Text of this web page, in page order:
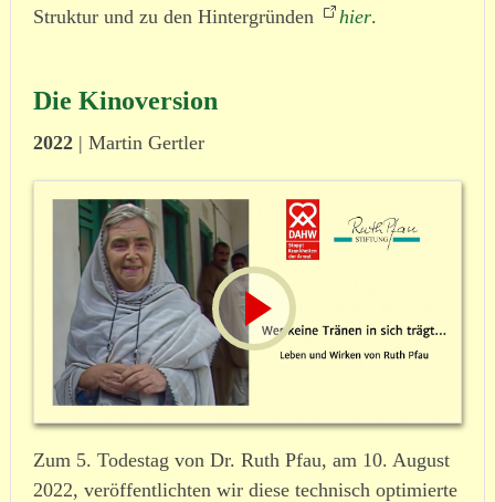
Struktur und zu den Hintergründen
hier.
Die Kinoversion
2022| Martin Gertler
Zum 5. Todestag von Dr. Ruth Pfau, am 10. August
2022, veröffentlichten wir diese technisch optimierte